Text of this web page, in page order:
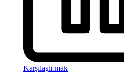
Karşılaştırmak